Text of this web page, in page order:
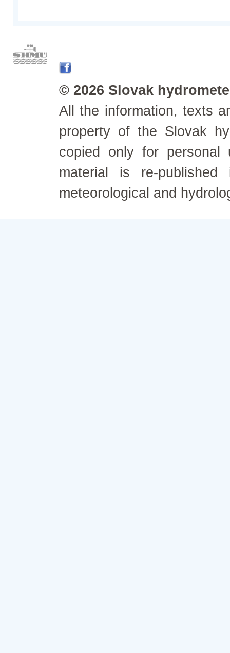
© 2026 Slovak
All the information, texts
property of the Slovak
copied only for personal
material is re-
meteorological and